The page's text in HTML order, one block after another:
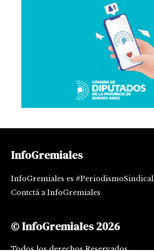
InfoGremiales
InfoGremiales es #PeriodismoSindical
Contctá a InfoGremiales
© InfoGremiales 2026
Todos los derechos Reservados